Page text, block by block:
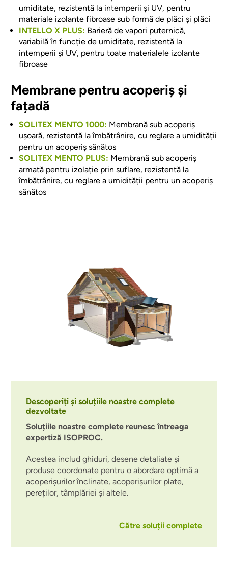
umiditate, rezistentă la intemperii și UV, pentru
materiale izolante fibroase sub formă de plăci și plăci
INTELLO X PLUS: Barieră de vapori puternică,
variabilă în funcție de umiditate, rezistentă la
intemperii și UV, pentru toate materialele izolante
fibroase
Membrane pentru acoperiș și
fațadă
SOLITEX MENTO 1000: Membrană sub acoperiș
ușoară, rezistentă la îmbătrânire, cu reglare a umidității
pentru un acoperiș sănătos
SOLITEX MENTO PLUS: Membrană sub acoperiș
armată pentru izolație prin suflare, rezistentă la
îmbătrânire, cu reglare a umidității pentru un acoperiș
sănătos
Descoperiți și soluțiile noastre complete
dezvoltate
Soluțiile noastre complete reunesc întreaga
expertiză ISOPROC.
Acestea includ ghiduri, desene detaliate și
produse coordonate pentru o abordare optimă a
acoperișurilor înclinate, acoperișurilor plate,
pereților, tâmplăriei și altele.
Către soluții complete